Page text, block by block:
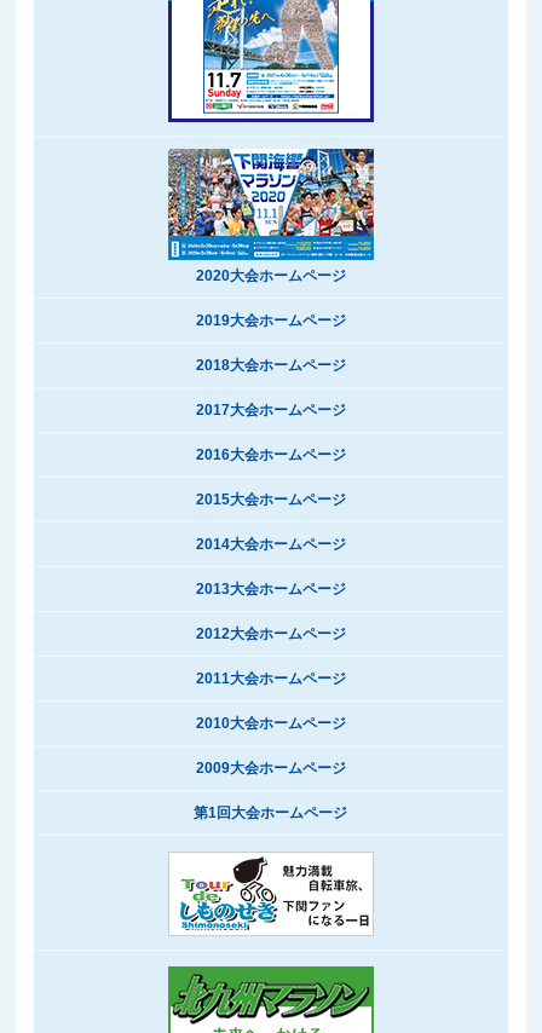
2020大会ホームページ
2019大会ホームページ
2018大会ホームページ
2017大会ホームページ
2016大会ホームページ
2015大会ホームページ
2014大会ホームページ
2013大会ホームページ
2012大会ホームページ
2011大会ホームページ
2010大会ホームページ
2009大会ホームページ
第1回大会ホームページ